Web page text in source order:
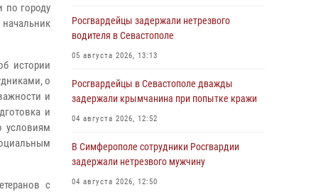
по городу
истории
о
и
и
условиям
с
Росгвардейцы задержали нетрезвого
водителя в Севастополе
05 августа 2026, 13:13
Росгвардейцы в Севастополе дважды
задержали крымчанина при попытке кражи
04 августа 2026, 12:52
В Симферополе сотрудники Росгвардии
задержали нетрезвого мужчину
04 августа 2026, 12:50